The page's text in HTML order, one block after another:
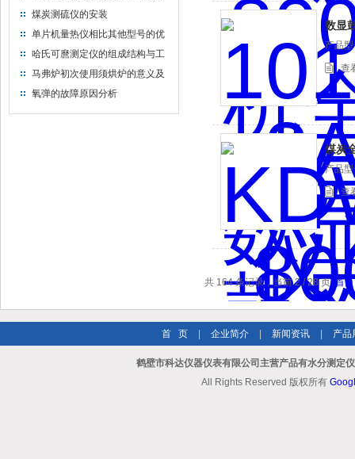
使用说明
煤炭测硫仪的安装
单片机量热仪相比其他型号的优
势特点
哈氏可麿测定仪的组成结构与工
作原理
马弗炉初次使用须烘炉的意义及
必要性
氧弹的故障原因分析
数显
产品型
查
煤炭
产品型
查
共 164 条记录，当前 2 / 28 页 首页
首 页 企业简介 新闻资讯 产品
鹤壁市科达仪器仪表有限公司主营产品有水分测定
All Rights Reserved 版权所有